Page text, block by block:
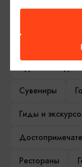
ИЩИТЕ
Серебряное
Сувениры
Гиды и
Рестораны